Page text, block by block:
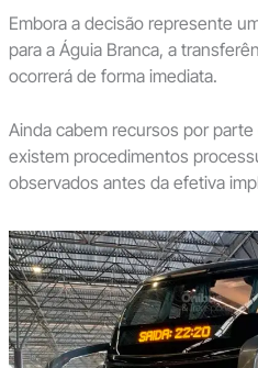
Embora a decisão represente
para a Águia Branca, a
ocorrerá de forma imediata.
Ainda cabem recursos por
existem procedimentos
observados antes da efetiva